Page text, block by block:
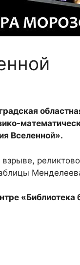
Вселенной».
«Библиотека